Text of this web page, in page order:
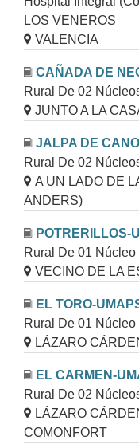
LOS VENEROS
VALENCIA
CAÑADA DE
Rural De 02
JUNTO A LA
JALPA DE
Rural De 02
A UN LADO DE
ANDERS)
POTRERILLOS-
Rural De 01
VECINO DE LA
EL TORO-
Rural De 01
LÁZARO
EL CARMEN-
Rural De 02
LÁZARO
COMONFORT